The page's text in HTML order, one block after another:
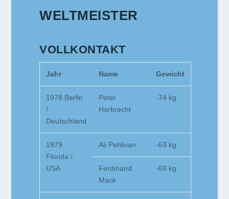
WELTMEISTER
VOLLKONTAKT
Jahr Name Gewicht
1978 Berlin
/
Deutschland
Peter
Harbrecht
-74 kg
1979
Florida /
USA
Ali Pehlivan -63 kg
Ferdinand
Mack
-69 kg